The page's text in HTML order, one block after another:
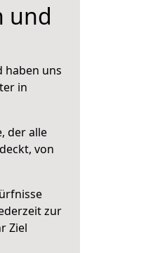
und
haben uns
in
der alle
von
zur
Ziel